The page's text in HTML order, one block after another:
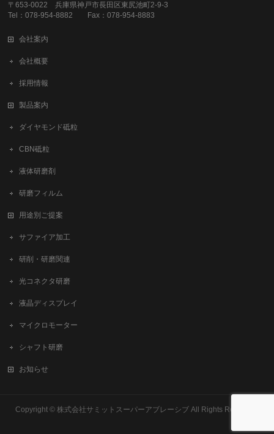
〒653-0022 兵庫県神戸市長田区東尻池町2-9-3
Tel：078-954-8882 Fax：078-954-8883
会社案内
会社概要
採用情報
製品案内
ダイヤモンド砥粒
CBN砥粒
液体研磨剤
研磨フィルム
用途別ご提案
サファイア加工
研削・研磨関連
光コネクタ研磨
液晶ディスプレイ
マイクロモーター
シャフト研磨
お知らせ
Copyright © 株式会社サミットスーパーアブレーシブ All Rights Reserved.